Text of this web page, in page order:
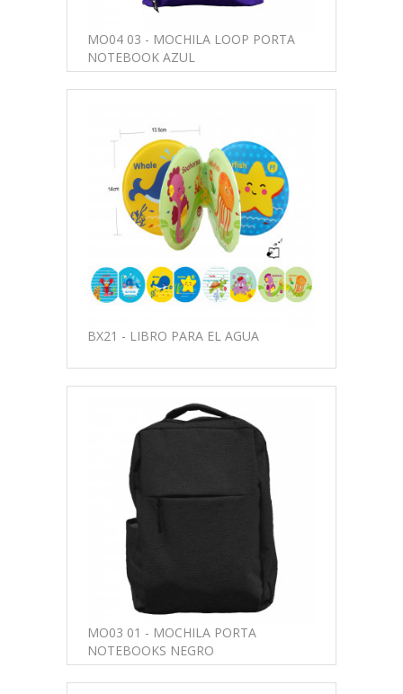
MO04 03 - MOCHILA LOOP PORTA
NOTEBOOK AZUL
BX21 - LIBRO PARA EL AGUA
MO03 01 - MOCHILA PORTA
NOTEBOOKS NEGRO